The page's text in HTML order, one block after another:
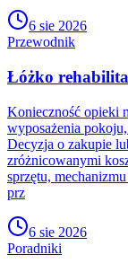
6 sie 2026
Przewodnik
Łóżko
Konieczność opieki
wyposażenia
Decyzja o zakupie
zróżnicowanymi
sprzętu,
prz
6 sie 2026
Poradniki